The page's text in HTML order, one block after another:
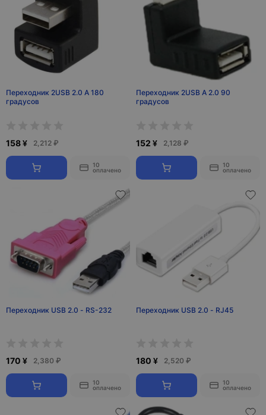
Переходник 2USB 2.0 A 180
градусов
158 ¥ 2,212 ₽
10
оплачено
Переходник 2USB А 2.0 90
градусов
152 ¥ 2,128 ₽
10
оплачено
Переходник USB 2.0 - RS-232
170 ¥ 2,380 ₽
10
оплачено
Переходник USB 2.0 - RJ45
180 ¥ 2,520 ₽
10
оплачено